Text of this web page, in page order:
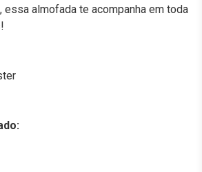
essa almofada te acompanha em toda